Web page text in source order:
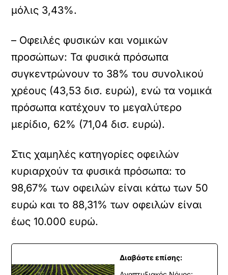
μόλις 3,43%.
– Οφειλές φυσικών και νομικών
προσώπων: Τα φυσικά πρόσωπα
συγκεντρώνουν το 38% του συνολικού
χρέους (43,53 δισ. ευρώ), ενώ τα νομικά
πρόσωπα κατέχουν το μεγαλύτερο
μερίδιο, 62% (71,04 δισ. ευρώ).
Στις χαμηλές κατηγορίες οφειλών
κυριαρχούν τα φυσικά πρόσωπα: το
98,67% των οφειλών είναι κάτω των 50
ευρώ και το 88,31% των οφειλών είναι
έως 10.000 ευρώ.
Διαβάστε επίσης: